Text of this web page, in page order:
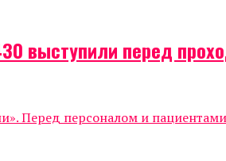
выступили перед
Перед персоналом и